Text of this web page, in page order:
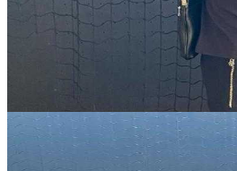
6d879ef8-c3bf-46d1-ab37-63df5bb303cb